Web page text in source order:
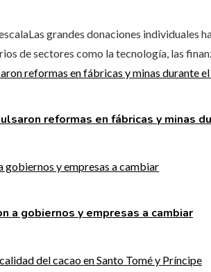
grandes donaciones
de sectores como la tecnología, las
reformas en fábricas y minas
a gobiernos y empresas a cambiar